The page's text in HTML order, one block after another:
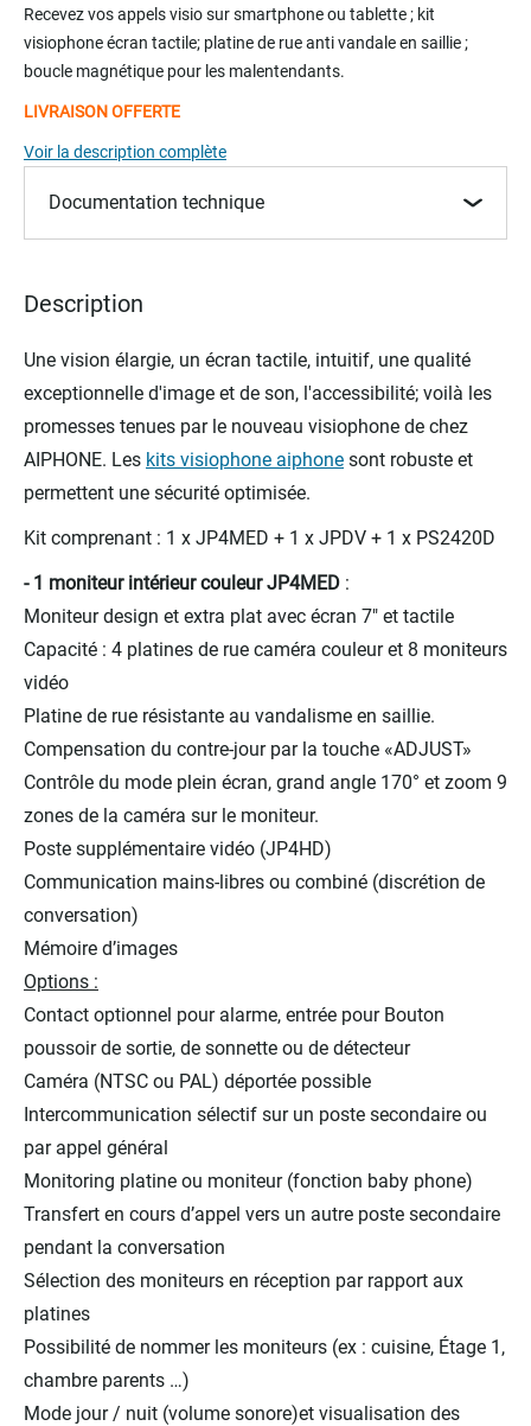
to
the
beginning
of
the
gallery
Recevez vos appels visio sur smartphone ou tablette ; kit
visiophone écran tactile; platine de rue anti vandale en saillie ;
boucle magnétique pour les malentendants.
LIVRAISON OFFERTE
Voir la description complète
Documentation technique
Description
Une vision élargie, un écran tactile, intuitif, une qualité
exceptionnelle d'image et de son, l'accessibilité; voilà les
promesses tenues par le nouveau visiophone de chez
AIPHONE. Les kits visiophone aiphone sont robuste et
permettent une sécurité optimisée.
Kit comprenant : 1 x JP4MED + 1 x JPDV + 1 x PS2420D
- 1 moniteur intérieur couleur JP4MED :
Moniteur design et extra plat avec écran 7" et tactile
Capacité : 4 platines de rue caméra couleur et 8 moniteurs
vidéo
Platine de rue résistante au vandalisme en saillie.
Compensation du contre-jour par la touche «ADJUST»
Contrôle du mode plein écran, grand angle 170° et zoom 9
zones de la caméra sur le moniteur.
Poste supplémentaire vidéo (JP4HD)
Communication mains-libres ou combiné (discrétion de
conversation)
Mémoire d’images
Options :
Contact optionnel pour alarme, entrée pour Bouton
poussoir de sortie, de sonnette ou de détecteur
Caméra (NTSC ou PAL) déportée possible
Intercommunication sélectif sur un poste secondaire ou
par appel général
Monitoring platine ou moniteur (fonction baby phone)
Transfert en cours d’appel vers un autre poste secondaire
pendant la conversation
Sélection des moniteurs en réception par rapport aux
platines
Possibilité de nommer les moniteurs (ex : cuisine, Étage 1,
chambre parents …)
Mode jour / nuit (volume sonore)et visualisation des